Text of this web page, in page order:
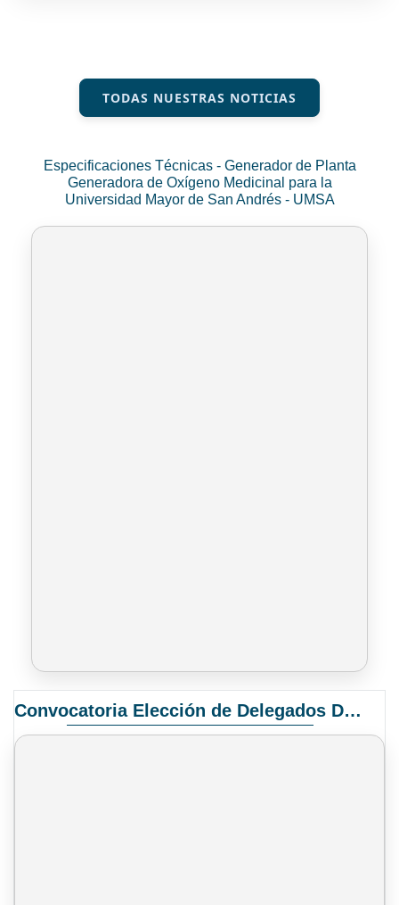
TODAS NUESTRAS NOTICIAS
Especificaciones Técnicas - Generador de Planta
Generadora de Oxígeno Medicinal para la
Universidad Mayor de San Andrés - UMSA
Convocatoria Elección de Delegados Docentes para el XIV Congreso Nacional de Universidades